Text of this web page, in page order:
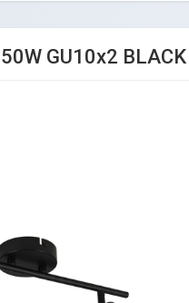
GU10x2